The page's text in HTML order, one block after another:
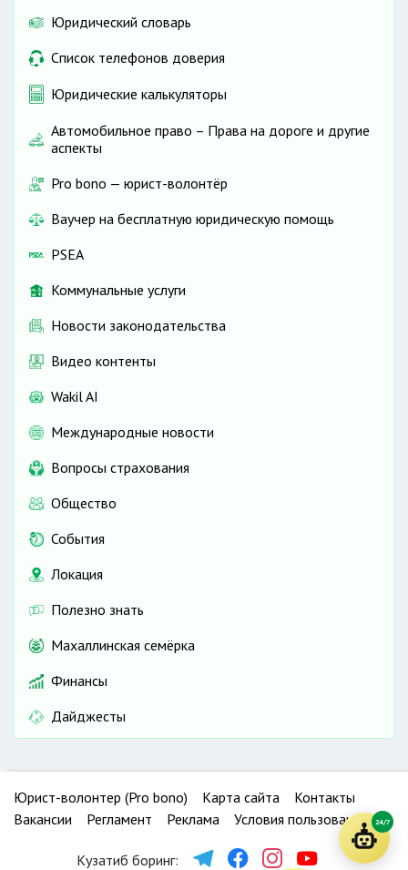
Юридический словарь
Список телефонов доверия
Юридические калькуляторы
Автомобильное право – Права на дороге и другие
аспекты
Pro bono — юрист-волонтёр
Ваучер на бесплатную юридическую помощь
PSEA
Коммунальные услуги
Новости законодательства
Видео контенты
Wakil AI
Международные новости
Вопросы страхования
Общество
События
Локация
Полезно знать
Махаллинская семёрка
Финансы
Дайджесты
Юрист-волонтер (Pro bono) Карта сайта
Контакты
Вакансии
Регламент Реклама Условия пользования
Кузатиб боринг:
24/7